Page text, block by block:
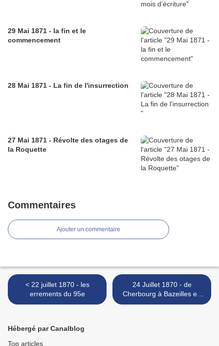
29 Mai 1871 - la fin et le
commencement
28 Mai 1871 - La fin de l'insurrection
27 Mai 1871 - Révolte des otages de
la Roquette
Commentaires
Ajouter un commentaire
< 22 juillet 1870 - les
errements du 95e
24 Juillet 1870 - de
Cherbourg à Bazeilles en
passant par la Baltique >
Hébergé par Canalblog
Top articles